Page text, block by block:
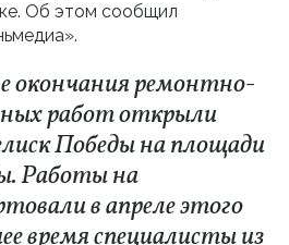
Об этом сообщил
окончания ремонтно-
работ открыли
Победы на площади
Работы на
в апреле этого
время специалисты из